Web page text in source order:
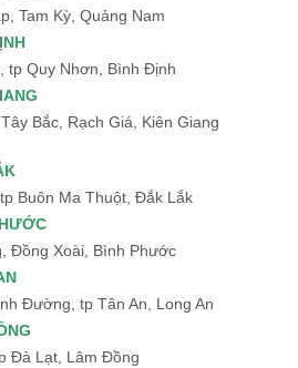
Tam Kỳ, Quảng Nam
tp Quy Nhơn, Bình Định
Bắc, Rạch Giá, Kiên Giang
Buôn Ma Thuột, Đắk Lắk
Đồng Xoài, Bình Phước
Đường, tp Tân An, Long An
Đà Lạt, Lâm Đồng